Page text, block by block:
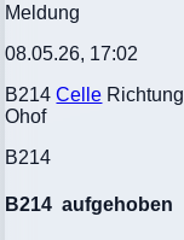
Meldung
08.05.26, 17:02
B214Celle Richtung
Ohof
B214
B214 aufgehoben